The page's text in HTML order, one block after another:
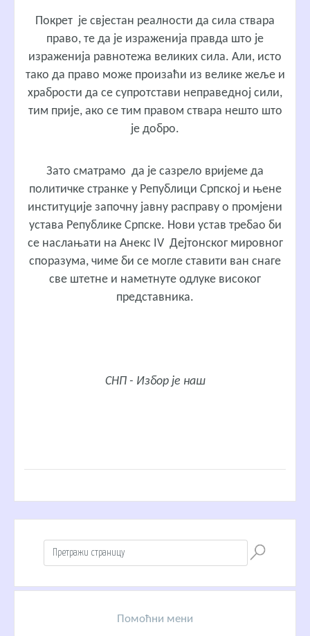
Покрет је свјестан реалности да сила ствара
право, те да је израженија правда што је
израженија равнотежа великих сила. Али, исто
тако да право може произаћи из велике жеље и
храбрости да се супротстави неправедној сили,
тим прије, ако се тим правом ствара нешто што
је добро.
Зато сматрамо да је сазрело вријеме да
политичке странке у Републици Српској и њене
институције започну јавну расправу о промјени
устава Републике Српске. Нови устав требао би
се наслањати на Анекс IV Дејтонског мировног
споразума, чиме би се могле ставити ван снаге
све штетне и наметнуте одлуке високог
представника.
СНП - Избор је наш
Помоћни мени